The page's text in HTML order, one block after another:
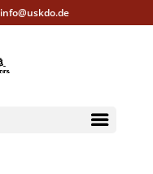
info@uskdo.de